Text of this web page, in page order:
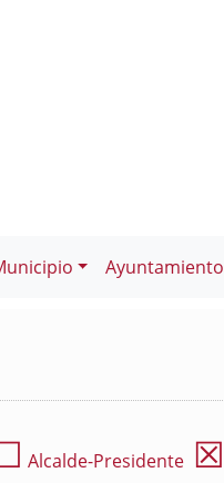
Ayuntamiento
Alcalde-Presidente ☒